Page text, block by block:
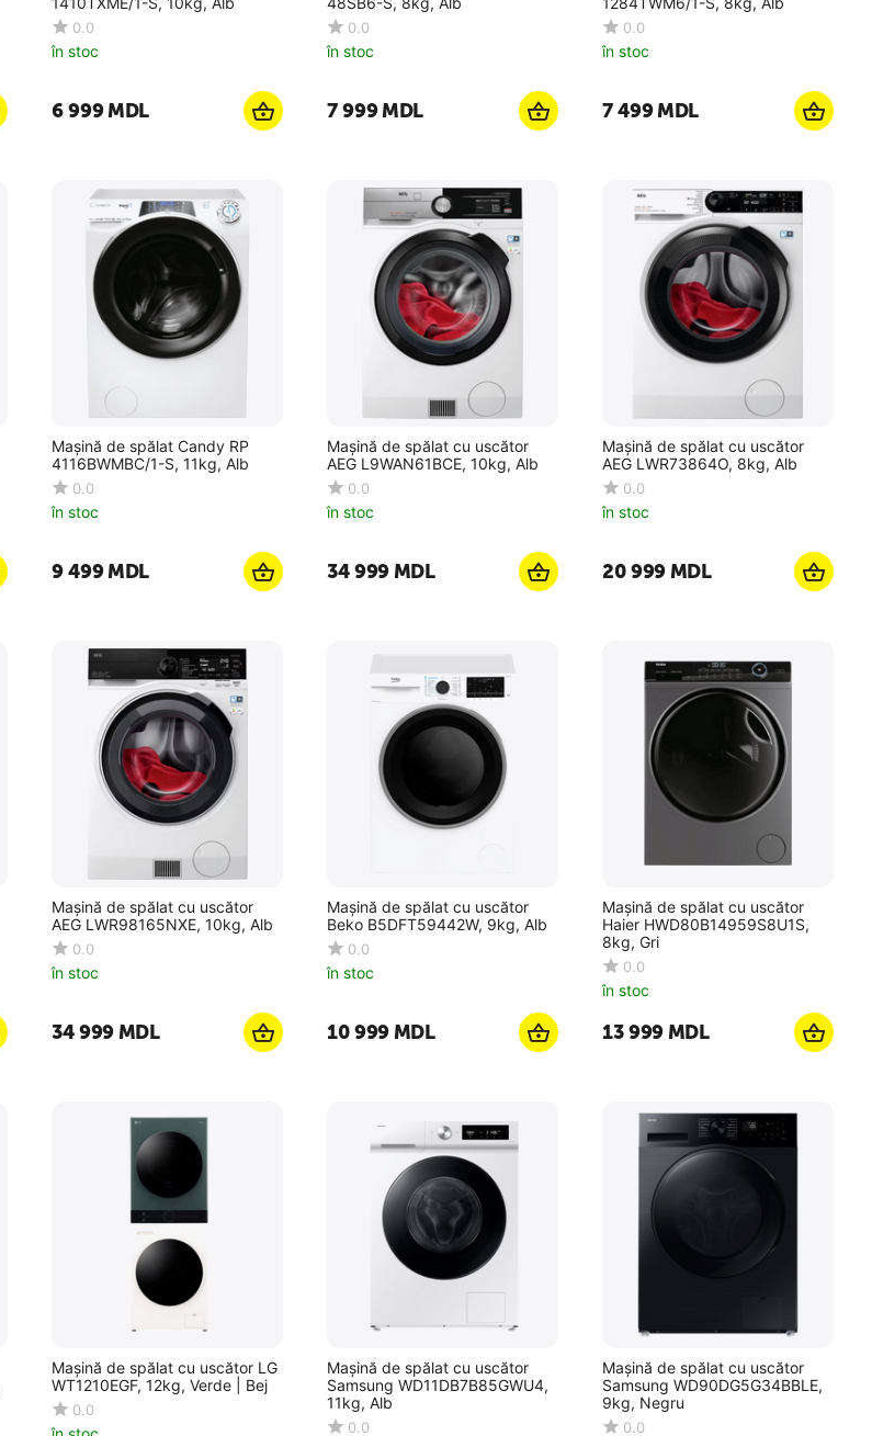
0.0
în stoc
6 999MDL
0.0
în stoc
7 999MDL
0.0
în stoc
7 499MDL
Mașină de spălat Candy RP
4116BWMBC/1-S, 11kg, Alb
0.0
în stoc
9 499MDL
Mașină de spălat cu uscător
AEG L9WAN61BCE, 10kg, Alb
0.0
în stoc
34 999MDL
Mașină de spălat cu uscător
AEG LWR73864O, 8kg, Alb
0.0
în stoc
20 999MDL
Mașină de spălat cu uscător
AEG LWR98165NXE, 10kg, Alb
0.0
în stoc
34 999MDL
Mașină de spălat cu uscător
Beko B5DFT59442W, 9kg, Alb
0.0
în stoc
10 999MDL
Mașină de spălat cu uscător
Haier HWD80B14959S8U1S,
8kg, Gri
0.0
în stoc
13 999MDL
Mașină de spălat cu uscător LG
WT1210EGF, 12kg, Verde | Bej
0.0
Mașină de spălat cu uscător
Samsung WD11DB7B85GWU4,
11kg, Alb
0.0
Mașină de spălat cu uscător
Samsung WD90DG5G34BBLE,
9kg, Negru
0.0